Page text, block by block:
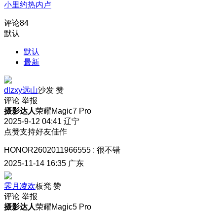
小里约热内卢
评论84
默认
默认
最新
dlzxy远山沙发 赞
评论 举报
摄影达人荣耀Magic7 Pro
2025-9-12 04:41 辽宁
点赞支持好友佳作
HONOR2602011966555 : 很不错
2025-11-14 16:35 广东
霁月凌欢板凳 赞
评论 举报
摄影达人荣耀Magic5 Pro